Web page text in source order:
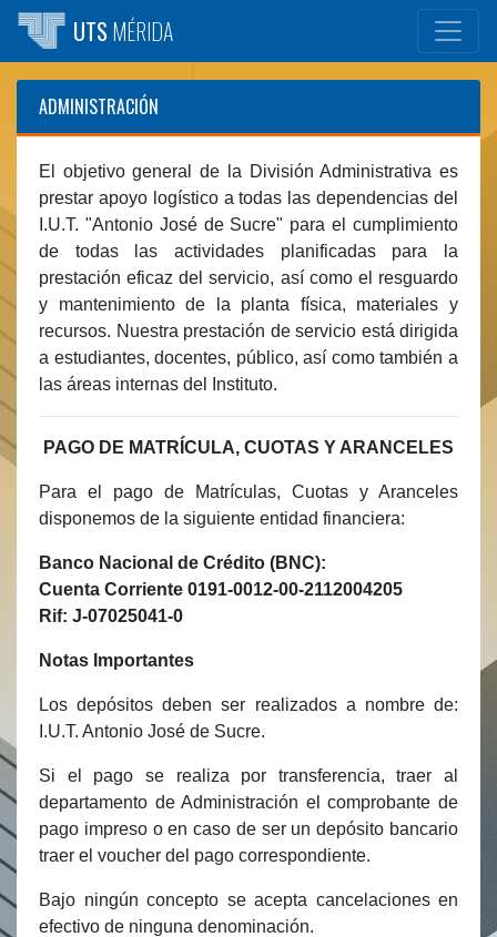
UTS MÉRIDA
ADMINISTRACIÓN
El objetivo general de la División Administrativa es
prestar apoyo logístico a todas las dependencias del
I.U.T. "Antonio José de Sucre" para el cumplimiento
de todas las actividades planificadas para la
prestación eficaz del servicio, así como el resguardo
y mantenimiento de la planta física, materiales y
recursos. Nuestra prestación de servicio está dirigida
a estudiantes, docentes, público, así como también a
las áreas internas del Instituto.
PAGO DE MATRÍCULA, CUOTAS Y ARANCELES
Para el pago de Matrículas, Cuotas y Aranceles
disponemos de la siguiente entidad financiera:
Banco Nacional de Crédito (BNC):
Cuenta Corriente 0191-0012-00-2112004205
Rif: J-07025041-0
Notas Importantes
Los depósitos deben ser realizados a nombre de:
I.U.T. Antonio José de Sucre.
Si el pago se realiza por transferencia, traer al
departamento de Administración el comprobante de
pago impreso o en caso de ser un depósito bancario
traer el voucher del pago correspondiente.
Bajo ningún concepto se acepta cancelaciones en
efectivo de ninguna denominación.